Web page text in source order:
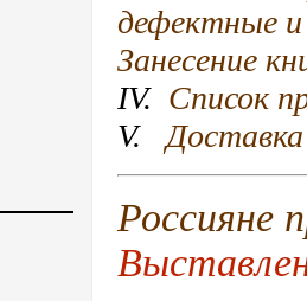
дефектные
Занесение
IV. Список
V.
Россияне